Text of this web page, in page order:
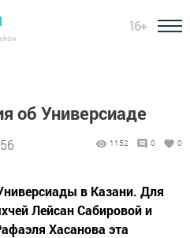
16+
об Универсиаде
1152 0 0
в Казани. Для
Лейсан Сабировой и
Хасанова эта